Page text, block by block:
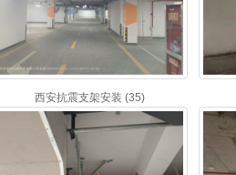
西安抗震支架安装 (35)